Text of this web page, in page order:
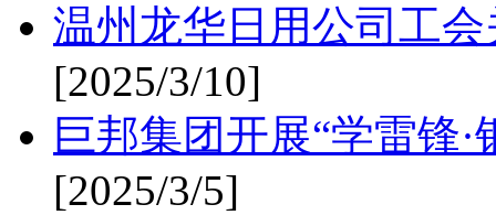
温州龙华日用公司工
[2025/3/10]
巨邦集团开展“学雷锋·
[2025/3/5]